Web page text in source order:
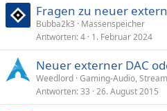
Fragen zu neuer
Bubba2k3
Massenspeicher
Antworten 4 1. Februar 2024
Neuer externer DAC
Weedlord Gaming-Audio,
Antworten 33 26. August 2015